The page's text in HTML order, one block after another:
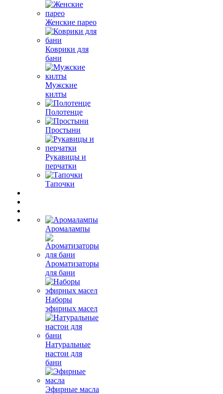
Женские парео
Коврики для
бани
Мужские
килты
Полотенце
Простыни
Рукавицы и
перчатки
Тапочки
Аромалампы
Ароматизаторы
для бани
Наборы
эфирных масел
Натуральные
настои для
бани
Эфирные масла